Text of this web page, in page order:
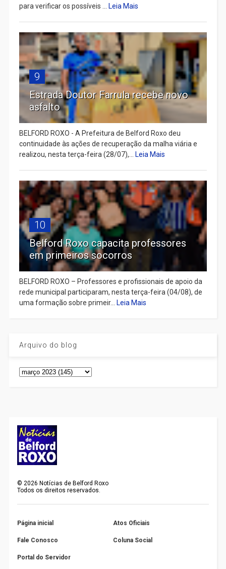
para verificar os possíveis ... Leia Mais
9
Estrada Doutor Farrula recebe novo
asfalto
BELFORD ROXO - A Prefeitura de Belford Roxo deu
continuidade às ações de recuperação da malha viária e
realizou, nesta terça-feira (28/07),... Leia Mais
10
Belford Roxo capacita professores
em primeiros socorros
BELFORD ROXO – Professores e profissionais de apoio da
rede municipal participaram, nesta terça-feira (04/08), de
uma formação sobre primeir... Leia Mais
Arquivo do blog
©2026 Notícias de Belford Roxo
Todos os direitos reservados.
Página inicial Atos Oficiais
Fale Conosco Coluna Social
Portal do Servidor